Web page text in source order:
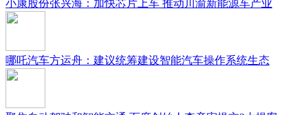
小康股份张兴海：加快芯片上车 推动川渝新能源车产业
哪吒汽车方运舟：建议统筹建设智能汽车操作系统生态